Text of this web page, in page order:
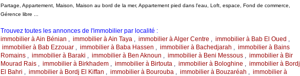
Partage, Appartement, Maison, Maison au bord de la mer, Appartement pied dans l'eau, Loft, espace, Fond de commerce,
Gérence libre ...
Trouvez toutes les annonces de l'immobilier par localité :
immobilier à Ain Bénian , immobilier à Ain Taya, immobilier à Alger Centre , immobilier à Bab El Oued ,
immobilier à Bab Ezzouar, immobilier à Baba Hassen , immobilier à Bachedjarah , immobilier à Bains
Romains, immobilier à Baraki , immobilier à Ben Aknoun , immobilier à Beni Messous, immobilier à Bir
Mourad Rais, immobilier à Birkhadem, immobilier à Birtouta, immobilier à Bologhine , immobilier à Bordj
El Bahri , immobilier à Bordj El Kiffan , immobilier à Bourouba, immobilier à Bouzaréah , immobilier à